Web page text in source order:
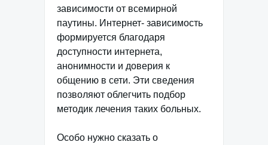
зависимости от всемирной
паутины. Интернет- зависимость
формируется благодаря
доступности интернета,
анонимности и доверия к
общению в сети. Эти сведения
позволяют облегчить подбор
методик лечения таких больных.
Особо нужно сказать о